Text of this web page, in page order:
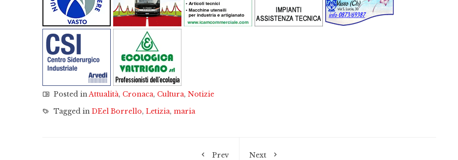
Posted inAttualità, Cronaca, Cultura, Notizie
Tagged in DEel Borrello, Letizia, maria
Prev
Next